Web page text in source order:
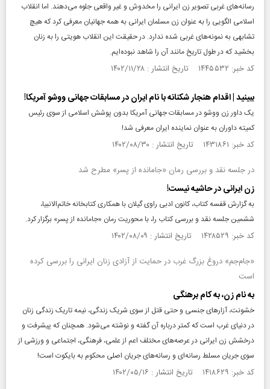
رسانه‌های غربی تصویر زن ایرانی را مخدوش و غیر واقعی جلوه می‌دهند. اما انقلاب
اسلامی الگویی را به عنوان زن مسلمان ایرانی به همه جهانیان معرفی کرد که هیچ
تشابهی به نمونه‌های غربی شده ندارد. در حقیقت این انقلاب هویتی را به زنان
بخشید که در طول تاریخ مانند آن را شاهد نبوده‌ایم.
کد خبر: ۱۴۴۵۵۳۲ تاریخ انتشار : ۱۴۰۲/۱۱/۲۸
ببینید | اقدام هنجار شکنانه با نام ایران در مسابقات جهانی ووشو آمریکا!
یک داور زن ووشو در مسابقات جهانی آمریکا بدون پوشش اسلامی از سوی رئیس
کمیته داوران به عنوان نماینده ایران معرفی شد!
کد خبر: ۱۴۳۱۸۶۱ تاریخ انتشار : ۱۴۰۲/۰۸/۳۰
در جلسه نقد و بررسی رمان «جامانده از پسر» مطرح شد
زن ایرانی در حاشیه نیست!
به گزارش قفسه کتاب، کانون ادبی راوی گیلان با همکاری کتابخانه خاتم‌الانبیا،
ششمین جلسه نقد و بررسی کتاب را، با محوریت رمان «جامانده از پسر» برگزار کرد.
کد خبر: ۱۴۲۸۵۲۹ تاریخ انتشار : ۱۴۰۲/۰۸/۰۹
«جام‌‌جم» دروغ بزرگ غرب در حمایت از آزادی زنان ایرانی را بررسی کرده
است
به نام زن، به کام برهنگی
خشونت‌، آزارهای جنسی و حتی قتل از سوی شریک زندگی، نیمه تاریک زندگی زنان
در دنیای غرب است که کمتر درباره آن گفته و نوشته می‌شود. همچنان که پیشرفت و
درخشش زن ایرانی در عرصه‌های مختلف اعم از علمی، ‌فرهنگی، اجتماعی و ورزشی از
سوی جریان مسلط رسانه‌ای و رسانه‌های جریان اصلی محکوم به بایکوت است!
کد خبر: ۱۴۱۸۶۲۹ تاریخ انتشار : ۱۴۰۲/۰۵/۱۶